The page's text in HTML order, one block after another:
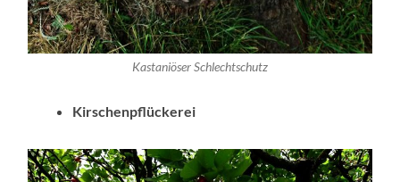
Kastaniöser Schlechtschutz
Kirschenpflückerei